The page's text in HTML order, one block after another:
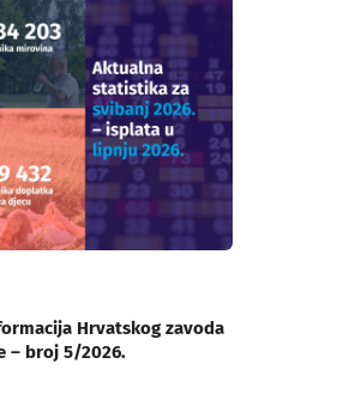
Hrvatskog zavoda
– broj 5/2026.